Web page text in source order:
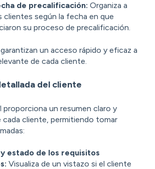
de precalificación: Organiza a
clientes según la fecha en que
su proceso de precalificación.
un acceso rápido y eficaz a
de cada cliente.
del cliente
proporciona un resumen claro y
cliente, permitiendo tomar
estado de los requisitos
Visualiza de un vistazo si el cliente